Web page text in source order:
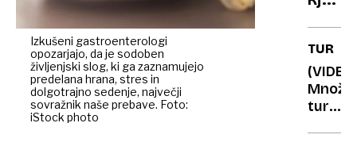
Izkušeni gastroenterologi
opozarjajo, da je sodoben
življenjski slog, ki ga zaznamujejo
predelana hrana, stres in
dolgotrajno sedenje, največji
sovražnik naše prebave. Foto:
iStock photo
ju
v
divjini
je
morje